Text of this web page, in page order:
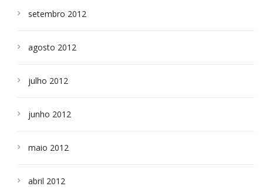
setembro 2012
agosto 2012
julho 2012
junho 2012
maio 2012
abril 2012